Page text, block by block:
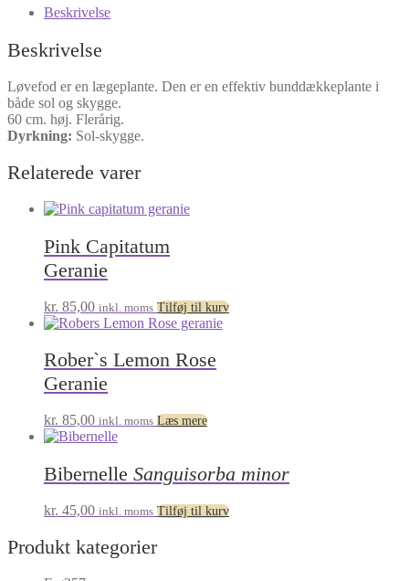
Beskrivelse
Beskrivelse
Løvefod er en lægeplante. Den er en effektiv bunddækkeplante i
både sol og skygge.
60 cm. høj. Flerårig.
Dyrkning: Sol-skygge.
Relaterede varer
Pink Capitatum
Geranie
kr. 85,00 inkl. moms Tilføj til kurv
Rober`s Lemon Rose
Geranie
kr. 85,00 inkl. moms Læs mere
Bibernelle Sanguisorba minor
kr. 45,00 inkl. moms Tilføj til kurv
Produkt kategorier